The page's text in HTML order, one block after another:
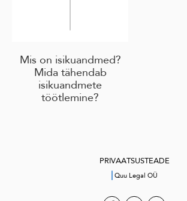
Mis on isikuandmed?
Mida tähendab
isikuandmete
töötlemine?
PRIVAATSUSTEADE
| Quu Legal OÜ